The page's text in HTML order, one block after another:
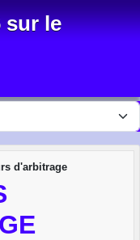
sur le
d'arbitrage